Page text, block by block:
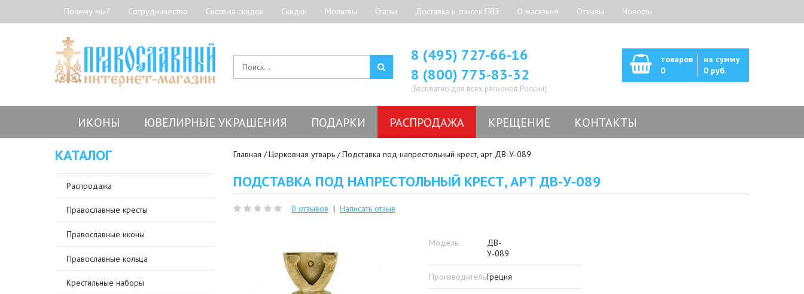
Почему мы? Сотрудничество Система скидок Скидки Молитвы Статьи Доставка и список ПВЗ О магазине Отзывы Новости
8 (495) 727-66-16
8 (800) 775-83-32
(Бесплатно для всех регионов России)
товаров
0
на сумму
0 руб.
ИКОНЫ ЮВЕЛИРНЫЕ УКРАШЕНИЯ ПОДАРКИ РАСПРОДАЖА КРЕЩЕНИЕ КОНТАКТЫ
КАТАЛОГ
Распродажа
Православные кресты
Православные иконы
Православные кольца
Крестильные наборы
Главная Церковная утварь Подставка под напрестольный крест, арт ДВ-У-089
ПОДСТАВКА ПОД НАПРЕСТОЛЬНЫЙ КРЕСТ, АРТ ДВ-У-089
0 отзывов | Написать отзыв
Модель:
ДВ-
У-089
Производитель:Греция